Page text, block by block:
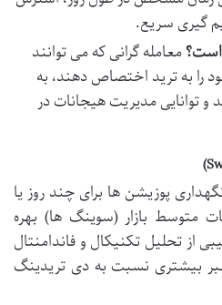
گیری سریع.
معامله گرانی که می توانند
به ترید اختصاص دهند، به
توانایی مدیریت هیجانات در
پوزیشن ها برای چند روز یا
متوسط بازار (سوینگ ها) بهره
از تحلیل تکنیکال و فاندامنتال
بیشتری نسبت به دی تریدینگ